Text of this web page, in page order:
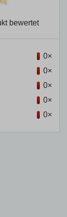
bewertet
0×
0×
0×
0×
0×